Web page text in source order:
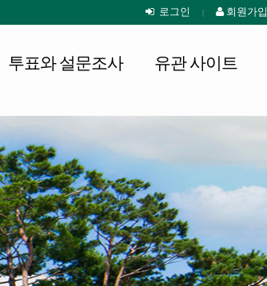
로그인 | 회원가입
투표와 설문조사 유관 사이트